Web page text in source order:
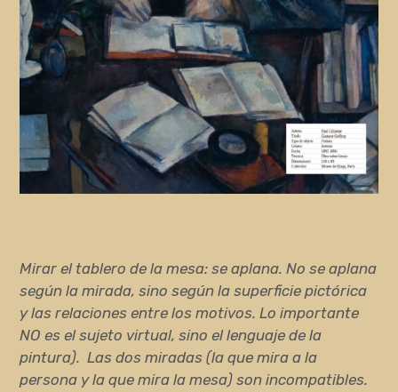
Mirar el tablero de la mesa: se aplana. No se aplana
según la mirada, sino según la superficie pictórica
y las relaciones entre los motivos. Lo importante
NO es el sujeto virtual, sino el lenguaje de la
pintura). Las dos miradas (la que mira a la
persona y la que mira la mesa) son incompatibles.